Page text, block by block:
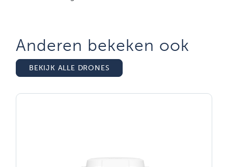
Anderen bekeken ook
BEKIJK ALLE DRONES